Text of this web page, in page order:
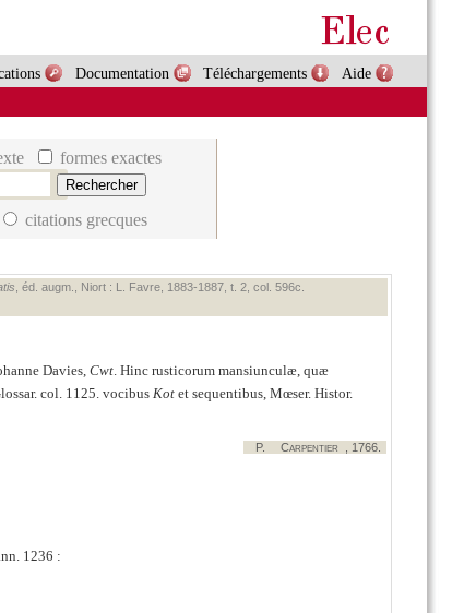
Aide
Téléchargements
Documentation
formes exactes
citations grecques
, éd. augm., Niort : L. Favre, 1883‑1887, t. 2, col. 596c.
Davies, Cwt. Hinc rusticorum mansiunculæ, quæ
col. 1125. vocibus Kotet sequentibus, Mœser. Histor.
P. Carpentier , 1766.
1236 :